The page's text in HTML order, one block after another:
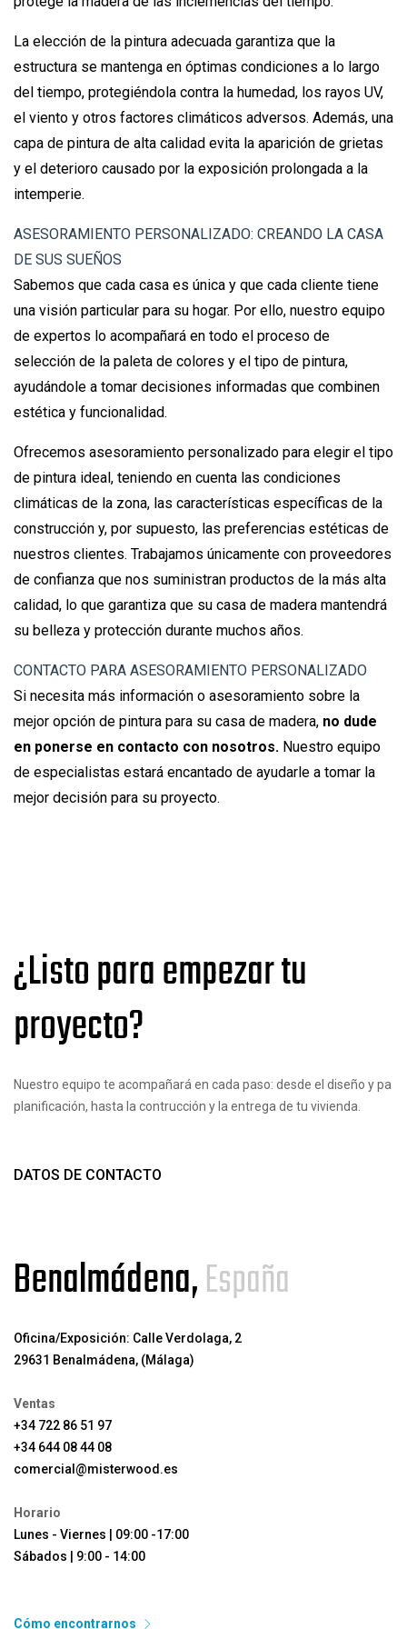
La elección de la pintura adecuada garantiza que la
estructura se mantenga en óptimas condiciones a lo largo
del tiempo, protegiéndola contra la humedad, los rayos UV,
el viento y otros factores climáticos adversos. Además, una
capa de pintura de alta calidad evita la aparición de grietas
y el deterioro causado por la exposición prolongada a la
intemperie.
ASESORAMIENTO PERSONALIZADO: CREANDO LA CASA
DE SUS SUEÑOS
Sabemos que cada casa es única y que cada cliente tiene
una visión particular para su hogar. Por ello, nuestro equipo
de expertos lo acompañará en todo el proceso de
selección de la paleta de colores y el tipo de pintura,
ayudándole a tomar decisiones informadas que combinen
estética y funcionalidad.
Ofrecemos asesoramiento personalizado para elegir el tipo
de pintura ideal, teniendo en cuenta las condiciones
climáticas de la zona, las características específicas de la
construcción y, por supuesto, las preferencias estéticas de
nuestros clientes. Trabajamos únicamente con proveedores
de confianza que nos suministran productos de la más alta
calidad, lo que garantiza que su casa de madera mantendrá
su belleza y protección durante muchos años.
CONTACTO PARA ASESORAMIENTO PERSONALIZADO
Si necesita más información o asesoramiento sobre la
mejor opción de pintura para su casa de madera, no dude
en ponerse en contacto con nosotros. Nuestro equipo
de especialistas estará encantado de ayudarle a tomar la
mejor decisión para su proyecto.
¿Listo para empezar tu
proyecto?
Nuestro equipo te acompañará en cada paso: desde el diseño y pa
planificación, hasta la contrucción y la entrega de tu vivienda.
DATOS DE CONTACTO
Benalmádena,España
Oficina/Exposición: Calle Verdolaga, 2
29631 Benalmádena, (Málaga)
Ventas
+34 722 86 51 97
+34 644 08 44 08
comercial@misterwood.es
Horario
Lunes - Viernes | 09:00 -17:00
Sábados | 9:00 - 14:00
Cómo encontrarnos